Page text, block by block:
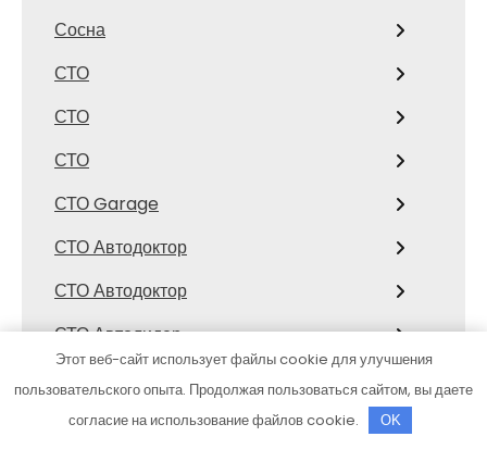
Сосна
СТО
СТО
СТО
СТО Garage
СТО Автодоктор
СТО Автодоктор
СТО Автолидер
СТО Амур
Этот веб-сайт использует файлы cookie для улучшения
пользовательского опыта. Продолжая пользоваться сайтом, вы даете
согласие на использование файлов cookie.
OK